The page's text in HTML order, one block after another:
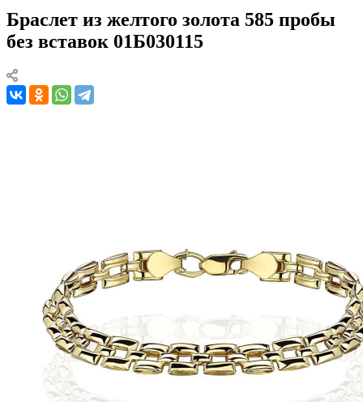
Браслет из желтого золота 585 пробы
без вставок 01Б030115